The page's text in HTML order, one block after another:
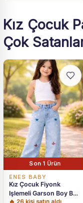
Kız Çocuk
Çok
Son 1 Ürün
ENES BABY
Kız Çocuk Fiyonk
Işlemeli Garson Boy Bol